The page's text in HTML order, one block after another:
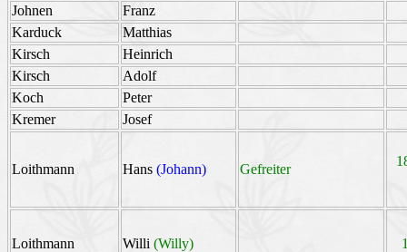
Johnen
Franz
Karduck
Matthias
Kirsch
Heinrich
Kirsch
Adolf
Koch
Peter
Kremer
Josef
Loithmann Hans (Johann) Gefreiter
Loithmann Willi (Willy)